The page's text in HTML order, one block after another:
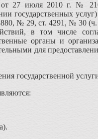
27 июля 2010 г. №
государственных
№ 29, ст. 4291, № 30
в том числе
органы и
для
государственной